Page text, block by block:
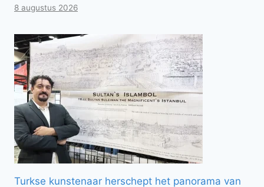
8 augustus 2026
Turkse kunstenaar herschept het panorama van